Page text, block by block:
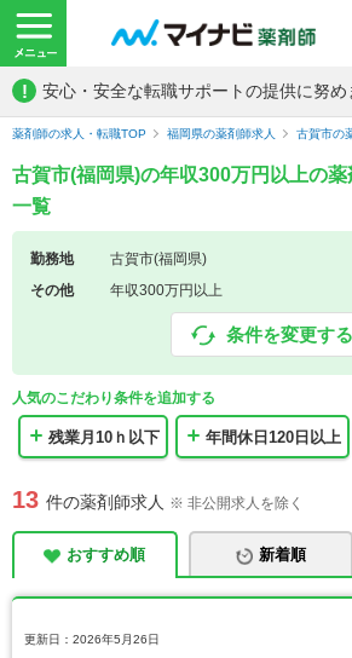
! 安心・安全な転職サポートの提供に努め
薬剤師の求人・転職TOP 福岡県の薬剤師求人 古賀市の
古賀市(福岡県)の年収300万円以上の
一覧
勤務地
古賀市(福岡県)
その他
年収300万円以上
条件を変更する
人気のこだわり条件を追加する
残業月10ｈ以下 年間休日120日以上
13 件の薬剤師求人 ※ 非公開求人を除く
おすすめ順 新着順
更新日：2026年5月26日